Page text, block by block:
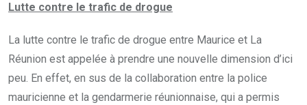
Lutte contre le trafic de drogue
La lutte contre le trafic de drogue entre Maurice et La
Réunion est appelée à prendre une nouvelle dimension d’ici
peu. En effet, en sus de la collaboration entre la police
mauricienne et la gendarmerie réunionnaise, qui a permis